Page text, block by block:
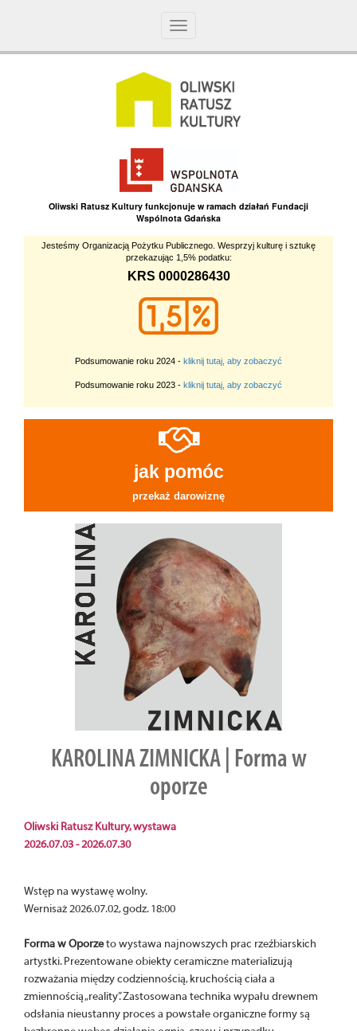
Toggle
Oliwski Ratusz Kultury funkcjonuje w ramach działań Fundacji
Wspólnota Gdańska
Jesteśmy Organizacją Pożytku Publicznego. Wesprzyj kulturę i sztukę
przekazując 1,5% podatku:
KRS 0000286430
Podsumowanie roku 2024 - kliknij tutaj, aby zobaczyć
Podsumowanie roku 2023 - kliknij tutaj, aby zobaczyć
jak pomóc
przekaż darowiznę
KAROLINA ZIMNICKA | Forma w
oporze
Oliwski Ratusz Kultury, wystawa
2026.07.03 - 2026.07.30
Wstęp na wystawę wolny.
Wernisaż 2026.07.02, godz. 18:00
Forma w Oporzeto wystawa najnowszych prac rzeźbiarskich
artystki. Prezentowane obiekty ceramiczne materializują
rozważania między codziennością, kruchością ciała a
zmiennością „reality”. Zastosowana technika wypału drewnem
odsłania nieustanny proces a powstałe organiczne formy są